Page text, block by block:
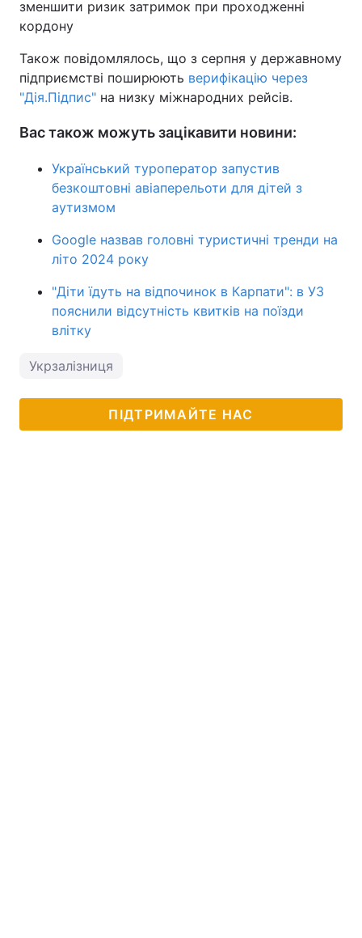
зменшити ризик затримок при проходженні
кордону
Також повідомлялось, що з серпня у державному
підприємстві поширюють верифікацію через
"Дія.Підпис" на низку міжнародних рейсів.
Вас також можуть зацікавити новини:
Український туроператор запустив
безкоштовні авіаперельоти для дітей з
аутизмом
Google назвав головні туристичні тренди на
літо 2024 року
"Діти їдуть на відпочинок в Карпати": в УЗ
пояснили відсутність квитків на поїзди
влітку
Укрзалізниця
ПІДТРИМАЙТЕ НАС